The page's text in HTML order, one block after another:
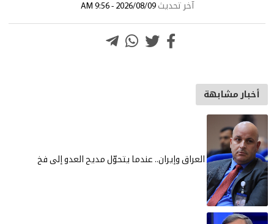
آخر تحديث 2026/08/09 - 9:56 AM
أخبار مشابهة
العراق وإيران.. عندما يتحوّل مديح العدو إلى فخ